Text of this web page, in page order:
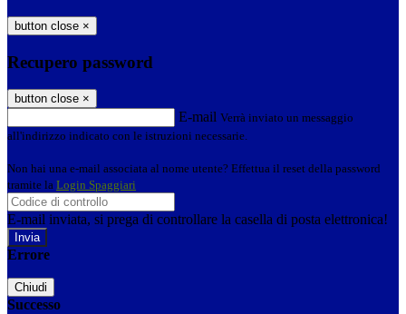
button close ×
Recupero password
button close ×
E-mail Verrà inviato un messaggio
all'indirizzo indicato con le istruzioni necessarie.
Non hai una e-mail associata al nome utente? Effettua il reset della password
tramite la Login Spaggiari
E-mail inviata, si prega di controllare la casella di posta elettronica!
Errore
Chiudi
Successo